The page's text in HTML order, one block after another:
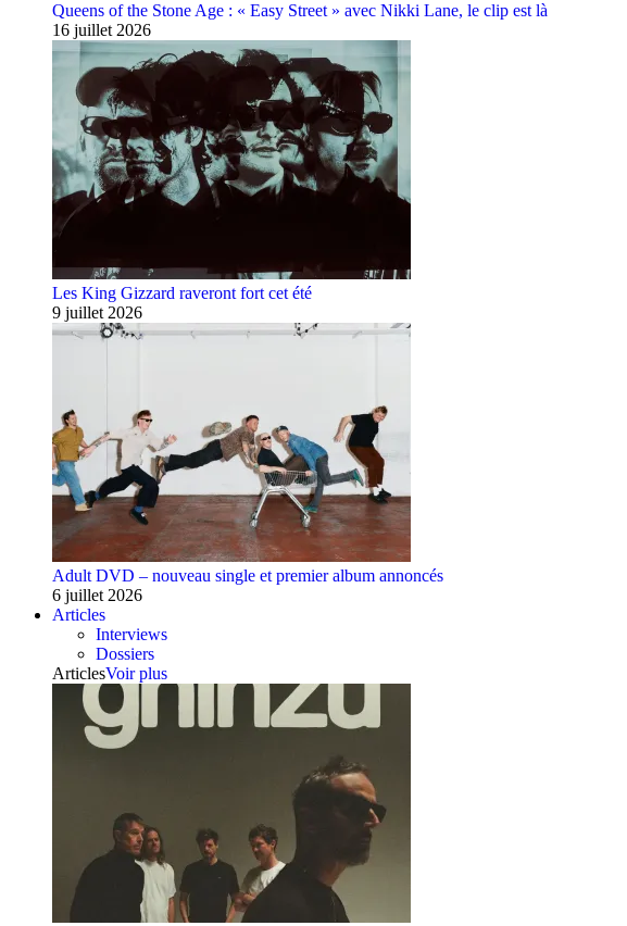
Queens of the Stone Age : « Easy Street » avec Nikki Lane, le clip est là
16 juillet 2026
Les King Gizzard raveront fort cet été
9 juillet 2026
Adult DVD – nouveau single et premier album annoncés
6 juillet 2026
Articles
Interviews
Dossiers
ArticlesVoir plus